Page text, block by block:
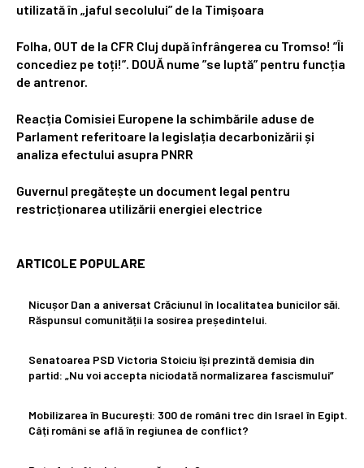
utilizată în „jaful secolului” de la Timișoara
Folha, OUT de la CFR Cluj după înfrângerea cu Tromso! ”Îi
concediez pe toți!”. DOUĂ nume ”se luptă” pentru funcția
de antrenor.
Reacția Comisiei Europene la schimbările aduse de
Parlament referitoare la legislația decarbonizării și
analiza efectului asupra PNRR
Guvernul pregătește un document legal pentru
restricționarea utilizării energiei electrice
ARTICOLE POPULARE
Nicușor Dan a aniversat Crăciunul în localitatea bunicilor săi.
Răspunsul comunității la sosirea președintelui.
Senatoarea PSD Victoria Stoiciu își prezintă demisia din
partid: „Nu voi accepta niciodată normalizarea fascismului”
Mobilizarea în București: 300 de români trec din Israel în Egipt.
Câți români se află în regiunea de conflict?